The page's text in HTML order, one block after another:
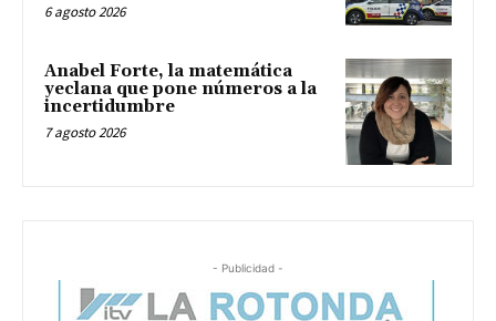
6 agosto 2026
Anabel Forte, la matemática
yeclana que pone números a la
incertidumbre
7 agosto 2026
- Publicidad -